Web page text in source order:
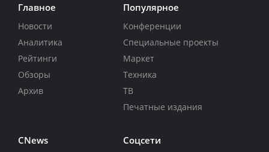
Главное
Новости
Аналитика
Рейтинги
Обзоры
Архив
Популярное
Конференции
Специальные проекты
Маркет
Техника
ТВ
Печатные издания
CNews Соцсети